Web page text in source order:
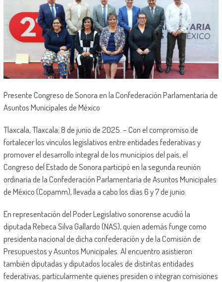
Presente Congreso de Sonora en la Confederación Parlamentaria de
Asuntos Municipales de México
Tlaxcala, Tlaxcala; 8 de junio de 2025. – Con el compromiso de
fortalecer los vínculos legislativos entre entidades federativas y
promover el desarrollo integral de los municipios del país, el
Congreso del Estado de Sonora participó en la segunda reunión
ordinaria de la Confederación Parlamentaria de Asuntos Municipales
de México (Copamm), llevada a cabo los días 6 y 7 de junio.
En representación del Poder Legislativo sonorense acudió la
diputada Rebeca Silva Gallardo (NAS), quien además funge como
presidenta nacional de dicha confederación y de la Comisión de
Presupuestos y Asuntos Municipales. Al encuentro asistieron
también diputadas y diputados locales de distintas entidades
federativas, particularmente quienes presiden o integran comisiones